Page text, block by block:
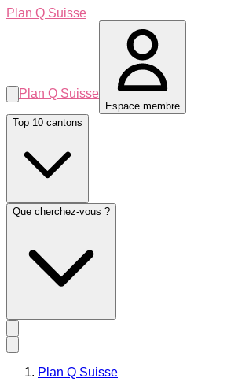
Plan Q Suisse
Plan Q Suisse
Espace membre
Top 10 cantons
Que cherchez-vous ?
Plan Q Suisse